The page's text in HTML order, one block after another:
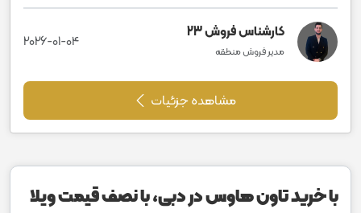
کارشناس فروش 23
مدیر فروش منطقه
2026-01-04
مشاهده جزئیات
با خرید تاون هاوس در دبی، با نصف قیمت ویلا